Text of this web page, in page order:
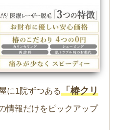
に1院ずつある「椿クリ
情報だけをピックアップ